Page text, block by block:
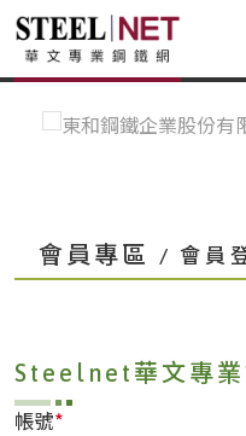
會員專區 / 會員
Steelnet華文專業
帳號*